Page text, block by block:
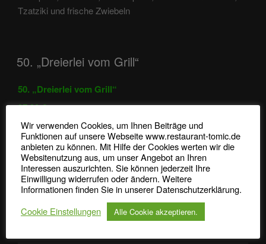
Tzatziki und frische Zwiebeln
50. „Dreierlei vom Grill“
50. „Dreierlei vom Grill“
37,90 €
Rumpsteak, Schweinefiletsteak, Lammhüftsteak mit
Rosenkohl, Bratkartoffeln, Gorgonzolasauce
NEUESTE BEITRÄGE
Wir verwenden Cookies, um Ihnen Beiträge und
Funktionen auf unsere Webseite www.restaurant-tomic.de
anbieten zu können. Mit Hilfe der Cookies werten wir die
Websitenutzung aus, um unser Angebot an Ihren
Interessen auszurichten. Sie können jederzeit Ihre
Einwilligung widerrufen oder ändern. Weitere
Informationen finden Sie in unserer Datenschutzerklärung.
Cookie Einstellungen
Alle Cookie akzeptieren.